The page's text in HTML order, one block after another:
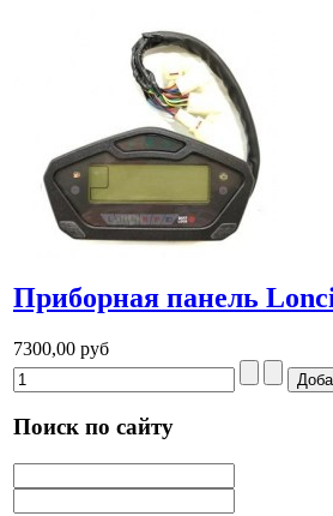
Приборная панель
7300,00 руб
Поиск по сайту